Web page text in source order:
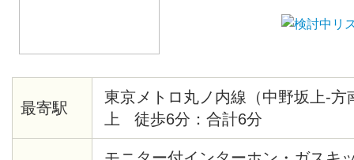
最寄駅
東京メトロ丸ノ内線（中野坂上-方
上 徒歩6分：合計6分